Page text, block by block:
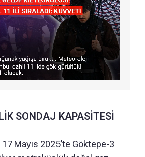
SONDAJ KAPASİTESİ
Mayıs 2025’te Göktepe-3